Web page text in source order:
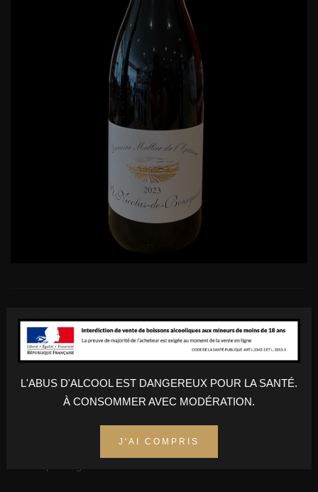
Rondeur et la souplesse des tanins du cabernet et bel équilibre
et très joli fruit
AJOUTER AU PANIER
L'ABUS D'ALCOOL EST DANGEREUX POUR LA SANTÉ.
À CONSOMMER AVEC MODÉRATION.
J'AI COMPRIS